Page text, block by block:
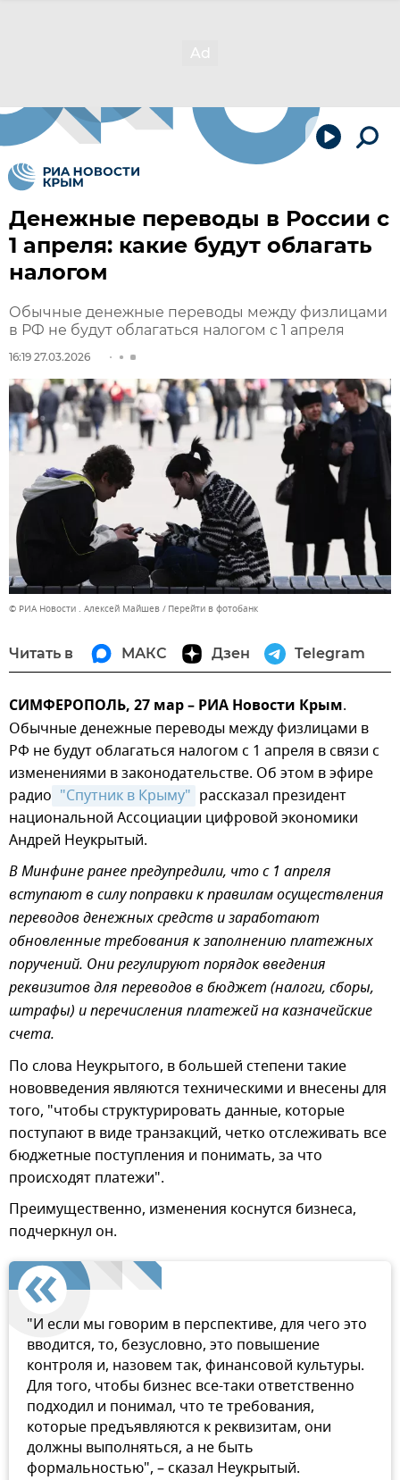
Денежные переводы в России с
1 апреля: какие будут облагать
налогом
Обычные денежные переводы между физлицами
в РФ не будут облагаться налогом с 1 апреля
16:19 27.03.2026
© РИА Новости . Алексей Майшев Перейти в фотобанк
Читать в МАКС Дзен Telegram
СИМФЕРОПОЛЬ, 27 мар – РИА Новости Крым.
Обычные денежные переводы между физлицами в
РФ не будут облагаться налогом с 1 апреля в связи с
изменениями в законодательстве. Об этом в эфире
радио "Спутник в Крыму" рассказал президент
национальной Ассоциации цифровой экономики
Андрей Неукрытый.
В Минфине ранее предупредили, что с 1 апреля
вступают в силу поправки к правилам осуществления
переводов денежных средств и заработают
обновленные требования к заполнению платежных
поручений. Они регулируют порядок введения
реквизитов для переводов в бюджет (налоги, сборы,
штрафы) и перечисления платежей на казначейские
счета.
По слова Неукрытого, в большей степени такие
нововведения являются техническими и внесены для
того, "чтобы структурировать данные, которые
поступают в виде транзакций, четко отслеживать все
бюджетные поступления и понимать, за что
происходят платежи".
Преимущественно, изменения коснутся бизнеса,
подчеркнул он.
"И если мы говорим в перспективе, для чего это
вводится, то, безусловно, это повышение
контроля и, назовем так, финансовой культуры.
Для того, чтобы бизнес все-таки ответственно
подходил и понимал, что те требования,
которые предъявляются к реквизитам, они
должны выполняться, а не быть
формальностью", – сказал Неукрытый.